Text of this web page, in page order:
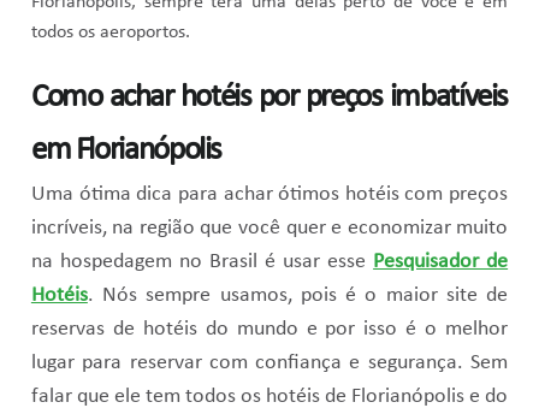
todos os aeroportos.
Como achar hotéis por preços imbatíveis
em Florianópolis
Uma ótima dica para achar ótimos hotéis com preços
incríveis, na região que você quer e economizar muito
na hospedagem no Brasil é usar esse Pesquisador de
Hotéis. Nós sempre usamos, pois é o maior site de
reservas de hotéis do mundo e por isso é o melhor
lugar para reservar com confiança e segurança. Sem
falar que ele tem todos os hotéis de Florianópolis e do